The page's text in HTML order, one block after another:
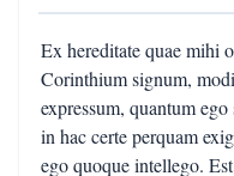
Ex hereditate quae mihi
Corinthium signum,
expressum, quantum
in hac certe perquam
ego quoque intellego.